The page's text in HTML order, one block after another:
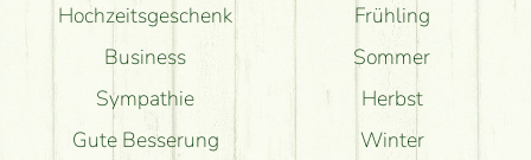
Hochzeitsgeschenk
Business
Sympathie
Gute Besserung
Frühling
Sommer
Herbst
Winter